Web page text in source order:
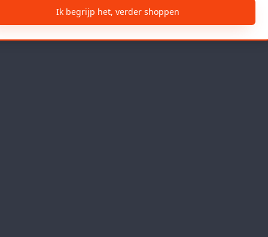
Ik begrijp het, verder shoppen